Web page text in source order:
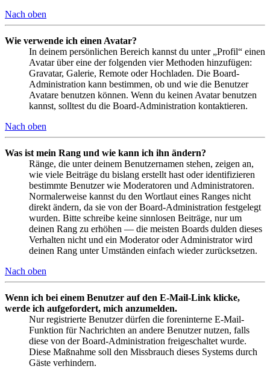
Nach oben
Wie verwende ich einen Avatar?
In deinem persönlichen Bereich kannst du unter „Profil“ einen
Avatar über eine der folgenden vier Methoden hinzufügen:
Gravatar, Galerie, Remote oder Hochladen. Die Board-
Administration kann bestimmen, ob und wie die Benutzer
Avatare benutzen können. Wenn du keinen Avatar benutzen
kannst, solltest du die Board-Administration kontaktieren.
Nach oben
Was ist mein Rang und wie kann ich ihn ändern?
Ränge, die unter deinem Benutzernamen stehen, zeigen an,
wie viele Beiträge du bislang erstellt hast oder identifizieren
bestimmte Benutzer wie Moderatoren und Administratoren.
Normalerweise kannst du den Wortlaut eines Ranges nicht
direkt ändern, da sie von der Board-Administration festgelegt
wurden. Bitte schreibe keine sinnlosen Beiträge, nur um
deinen Rang zu erhöhen — die meisten Boards dulden dieses
Verhalten nicht und ein Moderator oder Administrator wird
deinen Rang unter Umständen einfach wieder zurücksetzen.
Nach oben
Wenn ich bei einem Benutzer auf den E-Mail-Link klicke,
werde ich aufgefordert, mich anzumelden.
Nur registrierte Benutzer dürfen die foreninterne E-Mail-
Funktion für Nachrichten an andere Benutzer nutzen, falls
diese von der Board-Administration freigeschaltet wurde.
Diese Maßnahme soll den Missbrauch dieses Systems durch
Gäste verhindern.